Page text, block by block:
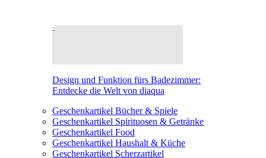
Design und Funktion fürs Badezimmer:
Entdecke die Welt von diaqua
Geschenkartikel Bücher & Spiele
Geschenkartikel Spirituosen & Getränke
Geschenkartikel Food
Geschenkartikel Haushalt & Küche
Geschenkartikel Scherzartikel